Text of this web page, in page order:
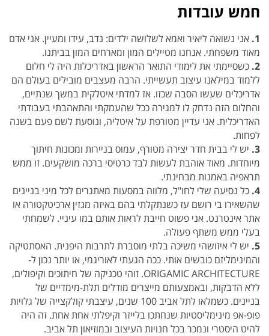
חמש עובדות
1. אני נשואה ליאיר ואמא לשלושה ילדים: נדב, עידו ומעיין. אני אדם
מאוד משפחתי. אנחנו מטיילים המון ומארחים המון בביתנו.
2. כשסיימתי את לימודי התואר הראשון באדריכלות היה לי חלום
ללמוד במילאנו עיצוב תעשייתי. הרבה מעצבים מובילים בעולם הם
אדריכלים שעשו הסבה שכזו. אז למדתי איטלקית במשך שנתיים,
והחלום הזה נדחק לו למגירה ככל שהעמקתי והתאהבתי בעבודתי
האדריכלית. אני עדיין מטורפת על איטליה, ונוסעת לשם פעם בשנה
לפחות.
3. יש לי בבית חדר יצירה מטורף, עמוס בניירות ומכונות חיתוך
מיוחדות. מאוד אוהבת לעשות לבד כרטיסי ברכה מושקעים. זו ממש
תראפיה באמנות מבחינתי.
4. כל נסיעה שלי לחו"ל, מלווה במסעות מאתגרים לכל מיני בניינים
שהשאירו בי רושם עז כשנתקלתי בהם באיזה מגזין ארכיטקטורה או
אתר אינטרנט. אני פשוט חייבת לראות אותם במו עיניי. לשמחתי
בעלי ממש משתף פעולה.
5. יש לי איזושהי משיכה בלתי מוסברת לתרבות היפנית. האסתטיקה
והמינימליזם כובשים אותי. ככה הגעתי לאוריגמי, או יותר נכון ל-
ORIGAMIC ARCHITECTURE. זוהי טכניקה של חיתוכים וקיפולים,
ללא הדבקות, ובאמצעותם מייצרים מודלים תלת-מימדיים של
בניינים. כשמלאו לתל אביב 100 שנים, עיצבתי קולקצייה של גלויות
פופ-אפ מינימליסטיות שנחתכו בלייזר וקיפלתי אחת אחת. זה היה
להיט היסטרי ונמכר בכל חנויות העיצוב ובמוזיאון תל אביב.